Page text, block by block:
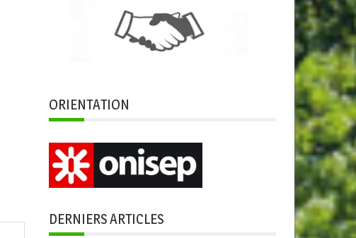
ORIENTATION
DERNIERS ARTICLES